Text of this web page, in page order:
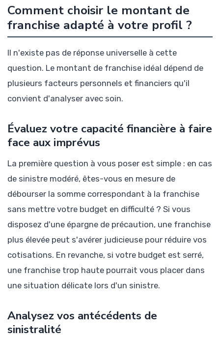
Comment choisir le montant de
franchise adapté à votre profil ?
Il n'existe pas de réponse universelle à cette
question. Le montant de franchise idéal dépend de
plusieurs facteurs personnels et financiers qu'il
convient d'analyser avec soin.
Évaluez votre capacité financière à faire
face aux imprévus
La première question à vous poser est simple : en cas
de sinistre modéré, êtes-vous en mesure de
débourser la somme correspondant à la franchise
sans mettre votre budget en difficulté ? Si vous
disposez d'une épargne de précaution, une franchise
plus élevée peut s'avérer judicieuse pour réduire vos
cotisations. En revanche, si votre budget est serré,
une franchise trop haute pourrait vous placer dans
une situation délicate lors d'un sinistre.
Analysez vos antécédents de
sinistralité